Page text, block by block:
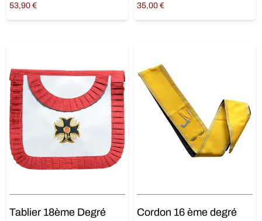
53,90 €
Ajouter au panier
35,00 €
Ajouter au panier
Tablier 18ème Degré Cordon 16 ème degré